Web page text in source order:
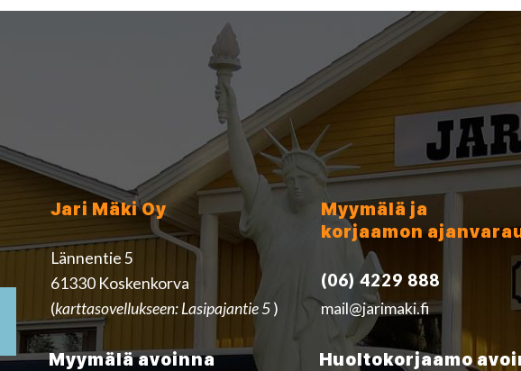
Jari Mäki Oy
Lännentie 5
61330 Koskenkorva
(karttasovellukseen: Lasipajantie 5)
Myymälä ja
korjaamon
(06) 4229 888
mail@jarimaki.fi
Myymälä avoinna Huoltokorjaamo